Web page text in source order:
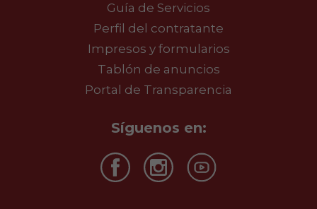
Guía de Servicios
Perfil del contratante
Impresos y formularios
Tablón de anuncios
Portal de Transparencia
Síguenos en: